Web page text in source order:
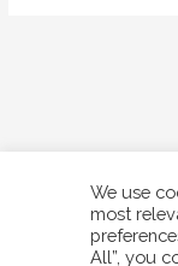
Copyright © 2026
We use
most
All”, you